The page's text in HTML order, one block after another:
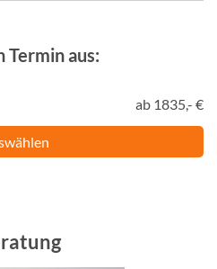
Termin aus:
ab 1835,- €